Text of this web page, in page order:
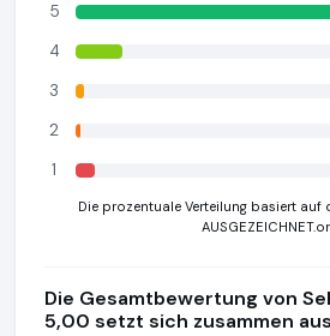
5
4
3
2
1
Die prozentuale Verteilung basiert auf
Die Gesamtbewertung von
5,00 setzt sich zusammen